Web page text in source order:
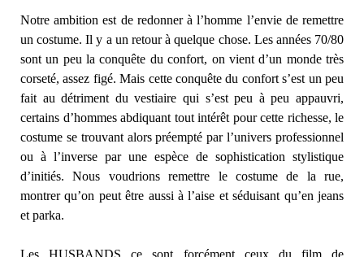
Notre ambition est de redonner à l’homme l’envie de remettre
un costume. Il y a un retour à quelque chose. Les années 70/80
sont un peu la conquête du confort, on vient d’un monde très
corseté, assez figé. Mais cette conquête du confort s’est un peu
fait au détriment du vestiaire qui s’est peu à peu appauvri,
certains d’hommes abdiquant tout intérêt pour cette richesse, le
costume se trouvant alors préempté par l’univers professionnel
ou à l’inverse par une espèce de sophistication stylistique
d’initiés. Nous voudrions remettre le costume de la rue,
montrer qu’on peut être aussi à l’aise et séduisant qu’en jeans
et parka.
Les HUSBANDS ce sont forcément ceux du film de